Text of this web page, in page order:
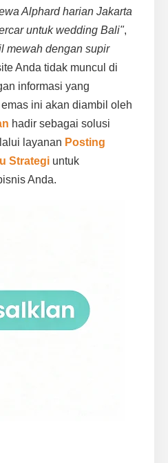
Alphard harian Jakarta
untuk wedding Bali",
mewah dengan supir
Anda tidak muncul di
informasi yang
ini akan diambil oleh
hadir sebagai solusi
layanan Posting
Strategi untuk
Anda.